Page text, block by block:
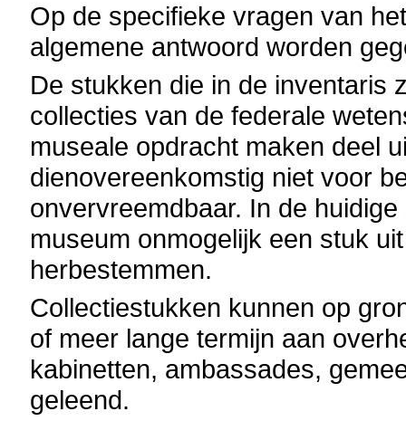
Op de specifieke vragen van
algemene antwoord worden
De stukken die in de inventaris
collecties van de federale
museale opdracht maken deel
dienovereenkomstig niet voor
onvervreemdbaar. In de
museum onmogelijk een stuk
herbestemmen.
Collectiestukken kunnen op
of meer lange termijn aan
kabinetten, ambassades,
geleend.